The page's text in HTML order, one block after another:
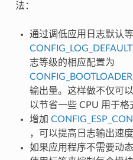
法：
通过调低应用日志默认
志等级的相应配置为
输出量。这样做不仅可
以节省一些 CPU 用于格
增加
，可以提高日志输出速度
如果应用程序不需要动